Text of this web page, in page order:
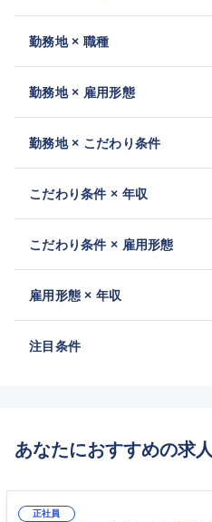
勤務地 × 職種
勤務地 × 雇用形態
勤務地 × こだわり条件
こだわり条件 × 年収
こだわり条件 × 雇用形態
雇用形態 × 年収
注目条件
あなたにおすすめの求人
正社員